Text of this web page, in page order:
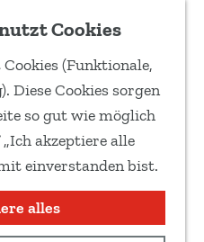
Cookies
(Funktionale,
Diese Cookies sorgen
so gut wie möglich
akzeptiere alle
einverstanden bist.
alles